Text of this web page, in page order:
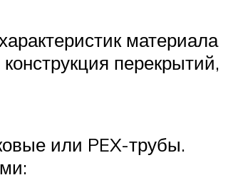
материала
перекрытий,
или PEX-трубы.